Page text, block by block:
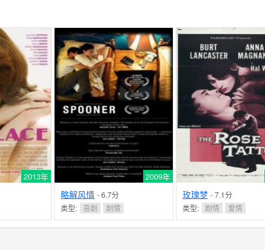
2013年 2009年
略解风情 - 6.7分
类型: 喜剧 剧情
玫瑰梦 - 7.1分
类型:
剧情 爱情